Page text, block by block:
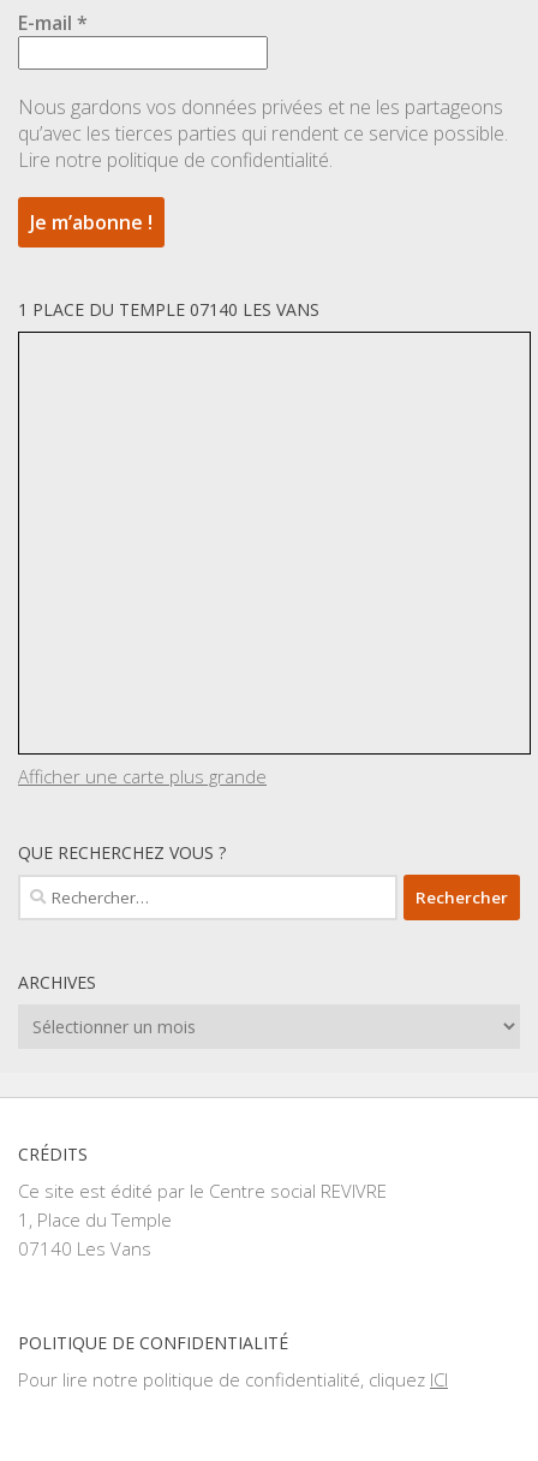
E-mail *
Nous gardons vos données privées et ne les partageons
qu’avec les tierces parties qui rendent ce service possible.
Lire notre politique de confidentialité.
1 PLACE DU TEMPLE 07140 LES VANS
Afficher une carte plus grande
QUE RECHERCHEZ VOUS ?
Rechercher :
ARCHIVES
Archives
CRÉDITS
Ce site est édité par le Centre social REVIVRE
1, Place du Temple
07140 Les Vans
POLITIQUE DE CONFIDENTIALITÉ
Pour lire notre politique de confidentialité, cliquez ICI